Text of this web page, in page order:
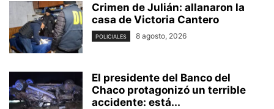
Crimen de Julián: allanaron la
casa de Victoria Cantero
POLICIALES 8 agosto, 2026
El presidente del Banco del
Chaco protagonizó un terrible
accidente: está...